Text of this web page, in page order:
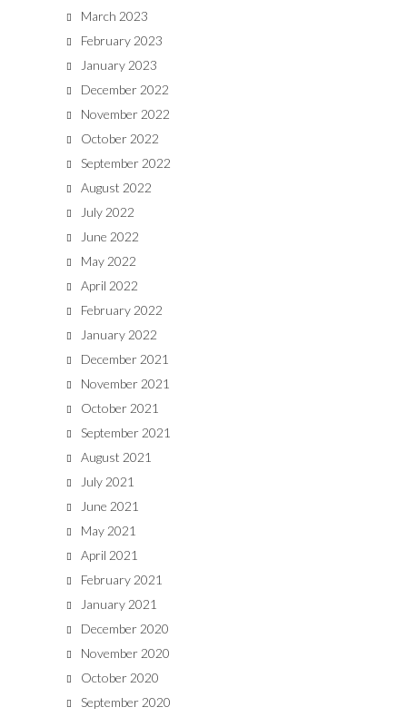
March 2023
February 2023
January 2023
December 2022
November 2022
October 2022
September 2022
August 2022
July 2022
June 2022
May 2022
April 2022
February 2022
January 2022
December 2021
November 2021
October 2021
September 2021
August 2021
July 2021
June 2021
May 2021
April 2021
February 2021
January 2021
December 2020
November 2020
October 2020
September 2020